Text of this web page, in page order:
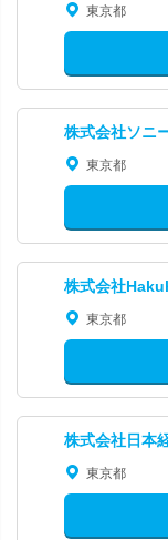
東京都
株式会社ソニ
東京都
株式会社
東京都
株式会社日本
東京都